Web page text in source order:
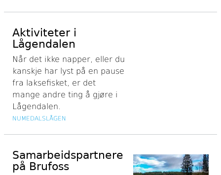
Aktiviteter i
Lågendalen
Når det ikke napper, eller du
kanskje har lyst på en pause
fra laksefisket, er det
mange andre ting å gjøre i
Lågendalen.
NUMEDALSLÅGEN
Samarbeidspartnere
på Brufoss